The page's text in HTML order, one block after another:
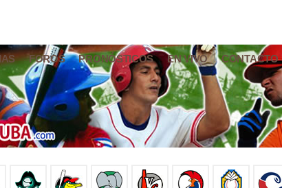
FOROS PRONÓSTICOS EN VIVO CONTACTO